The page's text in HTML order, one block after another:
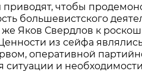
приводят, чтобы
большевистского
Яков Свердлов к
из сейфа
оперативной
ситуации и